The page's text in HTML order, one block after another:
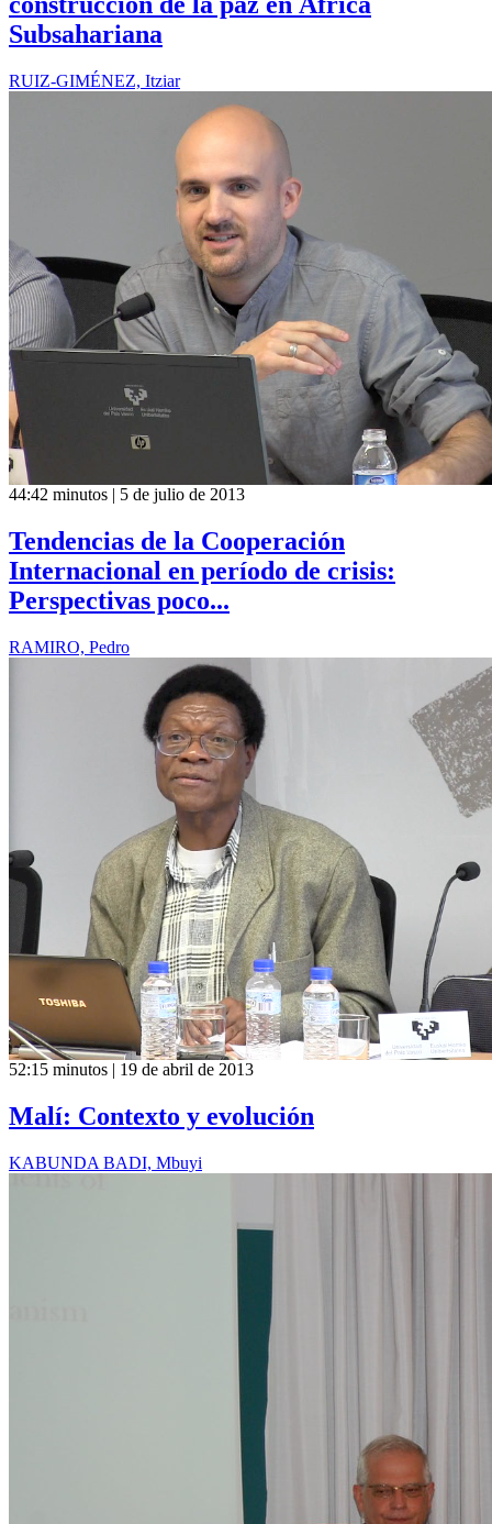
Subsahariana
RUIZ-GIMÉNEZ, Itziar
44:42 minutos | 5 de julio de 2013
Tendencias de la Cooperación
Internacional en período de crisis:
Perspectivas poco...
RAMIRO, Pedro
52:15 minutos | 19 de abril de 2013
Malí: Contexto y evolución
KABUNDA BADI, Mbuyi